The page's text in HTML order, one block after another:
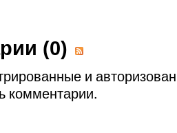
(0)
и
комментарии.